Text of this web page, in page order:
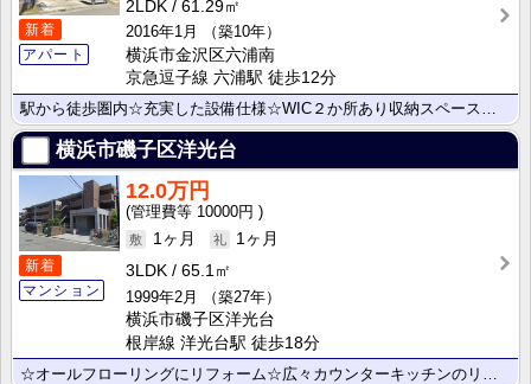
新着
アパート
2LDK
61.29㎡
2016年1月
（築10年）
横浜市金沢区六浦南
京急逗子線 六浦駅 徒歩12分
駅から徒歩圏内☆充実した設備仕様☆WIC２か所あり収納スペース豊富です☆
横浜市磯子区洋光台
新着
マンション
12.0万円
10000円
1ヶ月
1ヶ月
3LDK
65.1㎡
1999年2月
（築27年）
横浜市磯子区洋光台
根岸線 洋光台駅 徒歩18分